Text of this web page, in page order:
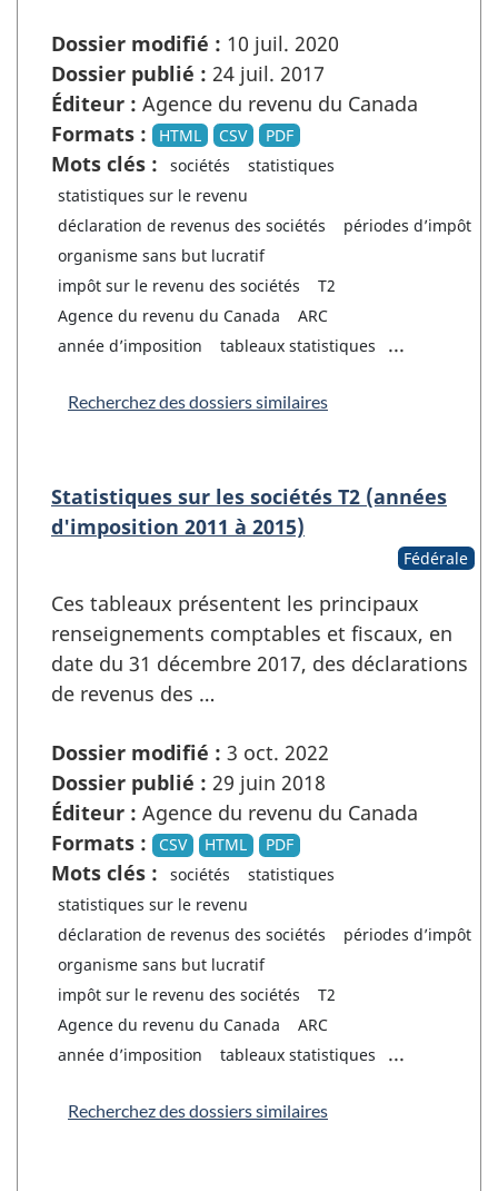
Dossier modifié : 10 juil. 2020
Dossier publié : 24 juil. 2017
Éditeur : Agence du revenu du Canada
Formats :
HTML CSV PDF
Mots clés : sociétés
statistiques
statistiques sur le revenu
déclaration de revenus des sociétés
périodes d’impôt
organisme sans but lucratif
impôt sur le revenu des sociétés
T2
Agence du revenu du Canada
ARC
année d’imposition
tableaux statistiques ...
Recherchez des dossiers similaires
Statistiques sur les sociétés T2 (années
d'imposition 2011 à 2015)
Fédérale
Ces tableaux présentent les principaux
renseignements comptables et fiscaux, en
date du 31 décembre 2017, des déclarations
de revenus des …
Dossier modifié : 3 oct. 2022
Dossier publié : 29 juin 2018
Éditeur : Agence du revenu du Canada
Formats :
CSV HTML PDF
Mots clés : sociétés
statistiques
statistiques sur le revenu
déclaration de revenus des sociétés
périodes d’impôt
organisme sans but lucratif
impôt sur le revenu des sociétés
T2
Agence du revenu du Canada
ARC
année d’imposition
tableaux statistiques ...
Recherchez des dossiers similaires